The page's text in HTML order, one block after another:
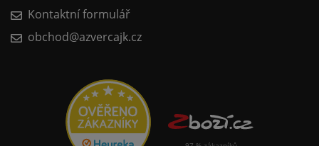
Kontaktní formulář
obchod@azvercajk.cz